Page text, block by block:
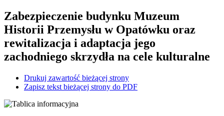
Zabezpieczenie budynku Muzeum
Historii Przemysłu w Opatówku oraz
rewitalizacja i adaptacja jego
zachodniego skrzydła na cele kulturalne
Drukuj zawartość bieżącej strony
Zapisz tekst bieżącej strony do PDF